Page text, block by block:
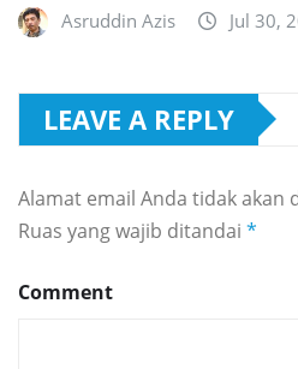
Asruddin Azis Jul 30,
LEAVE A REPLY
Alamat email Anda tidak akan
Ruas yang wajib ditandai *
Comment